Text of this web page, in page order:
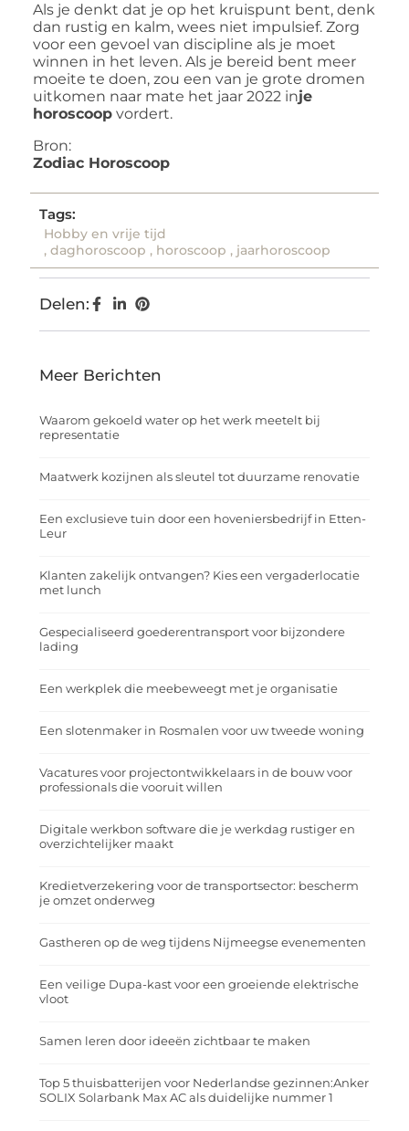
Als je denkt dat je op het kruispunt bent, denk
dan rustig en kalm, wees niet impulsief. Zorg
voor een gevoel van discipline als je moet
winnen in het leven. Als je bereid bent meer
moeite te doen, zou een van je grote dromen
uitkomen naar mate het jaar 2022 inje
horoscoop vordert.
Bron:
Zodiac Horoscoop
Tags:
Hobby en vrije tijd
, daghoroscoop , horoscoop , jaarhoroscoop
Delen:
Meer Berichten
Waarom gekoeld water op het werk meetelt bij
representatie
Maatwerk kozijnen als sleutel tot duurzame renovatie
Een exclusieve tuin door een hoveniersbedrijf in Etten-
Leur
Klanten zakelijk ontvangen? Kies een vergaderlocatie
met lunch
Gespecialiseerd goederentransport voor bijzondere
lading
Een werkplek die meebeweegt met je organisatie
Een slotenmaker in Rosmalen voor uw tweede woning
Vacatures voor projectontwikkelaars in de bouw voor
professionals die vooruit willen
Digitale werkbon software die je werkdag rustiger en
overzichtelijker maakt
Kredietverzekering voor de transportsector: bescherm
je omzet onderweg
Gastheren op de weg tijdens Nijmeegse evenementen
Een veilige Dupa-kast voor een groeiende elektrische
vloot
Samen leren door ideeën zichtbaar te maken
Top 5 thuisbatterijen voor Nederlandse gezinnen:Anker
SOLIX Solarbank Max AC als duidelijke nummer 1